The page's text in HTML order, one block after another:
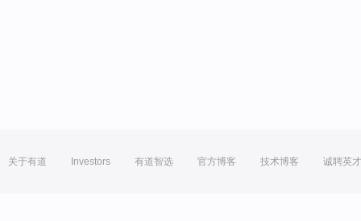
关于有道 Investors 有道智选 官方博客 技术博客 诚聘英才